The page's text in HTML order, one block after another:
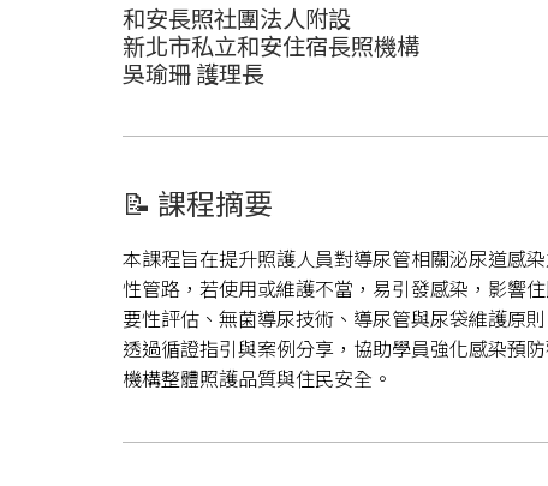
和安長照社團法人附設
新北市私立和安住宿長照機構
吳瑜珊 護理長
📝 課程摘要
本課程旨在提升照護人員對導尿管相關泌尿道感
性管路，若使用或維護不當，易引發感染，影響
要性評估、無菌導尿技術、導尿管與尿袋維護原
透過循證指引與案例分享，協助學員強化感染預
機構整體照護品質與住民安全。